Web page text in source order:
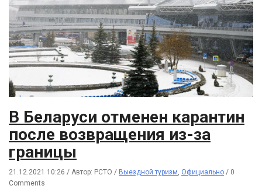
В Беларуси отменен карантин
после возвращения из-за
границы
21.12.2021 10:26 / Автор: РСТО / Выездной туризм, Официально / 0
Comments